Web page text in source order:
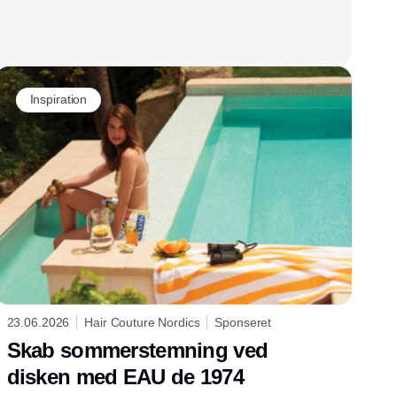
Inspiration
23.06.2026 Hair Couture Nordics Sponseret
Skab sommerstemning ved
disken med EAU de 1974